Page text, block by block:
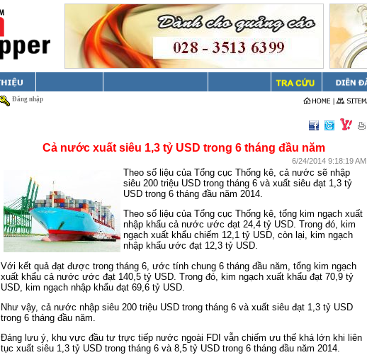
Đăng nhập
Cả nước xuất siêu 1,3 tỷ USD trong 6 tháng đầu năm
6/24/2014 9:18:19 AM
Theo số liệu của Tổng cục Thống kê, cả nước sẽ nhập
siêu 200 triệu USD trong tháng 6 và xuất siêu đạt 1,3 tỷ
USD trong 6 tháng đầu năm 2014.
Theo số liệu của Tổng cục Thống kê, tổng kim ngạch xuất
nhập khẩu cả nước ước đạt 24,4 tỷ USD. Trong đó, kim
ngạch xuất khẩu chiếm 12,1 tỷ USD, còn lại, kim ngạch
nhập khẩu ước đạt 12,3 tỷ USD.
Với kết quả đạt được trong tháng 6, ước tính chung 6 tháng đầu năm, tổng kim ngạch
xuất khẩu cả nước ước đạt 140,5 tỷ USD. Trong đó, kim ngạch xuất khẩu đạt 70,9 tỷ
USD, kim ngạch nhập khẩu đạt 69,6 tỷ USD.
Như vậy, cả nước nhập siêu 200 triệu USD trong tháng 6 và xuất siêu đạt 1,3 tỷ USD
trong 6 tháng đầu năm.
Đáng lưu ý, khu vực đầu tư trực tiếp nước ngoài FDI vẫn chiếm ưu thế khá lớn khi liên
tục xuất siêu 1,3 tỷ USD trong tháng 6 và 8,5 tỷ USD trong 6 tháng đầu năm 2014.